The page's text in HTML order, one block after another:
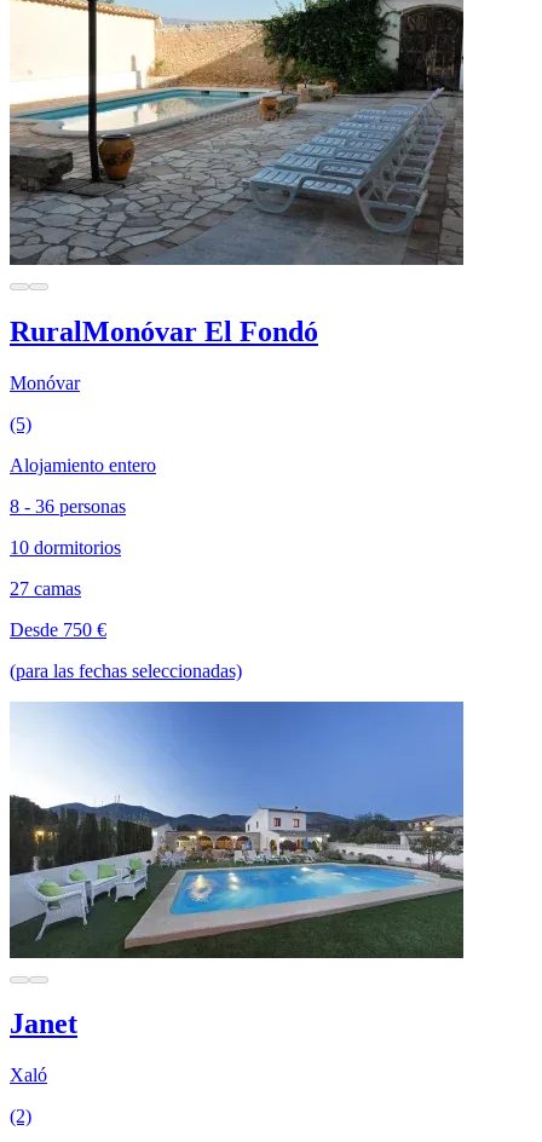
RuralMonóvar El Fondó
Monóvar
(5)
Alojamiento entero
8 - 36 personas
10 dormitorios
27 camas
Desde 750 €
(para las fechas seleccionadas)
Janet
Xaló
(2)